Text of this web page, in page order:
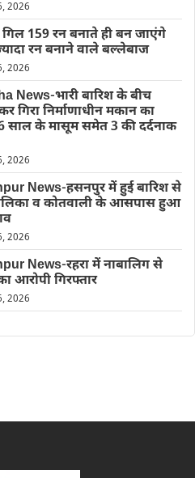
2026
159 रन बनाते ही बन जाएंगे
रन बनाने वाले बल्लेबाज
2026
News-भारी बारिश के बीच
गिरा निर्माणाधीन मकान का
साल के मासूम समेत 3 की दर्दनाक
2026
News-हसनपुर में हुई बारिश से
व कोतवाली के आसपास हुआ
2026
News-रहरा में नाबालिग से
आरोपी गिरफ्तार
2026